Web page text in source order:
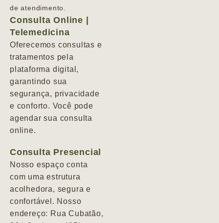
de atendimento.
Consulta Online |
Telemedicina
Oferecemos consultas e
tratamentos pela
plataforma digital,
garantindo sua
segurança, privacidade
e conforto. Você pode
agendar sua consulta
online.
Consulta Presencial
Nosso espaço conta
com uma estrutura
acolhedora, segura e
confortável. Nosso
endereço: Rua Cubatão,